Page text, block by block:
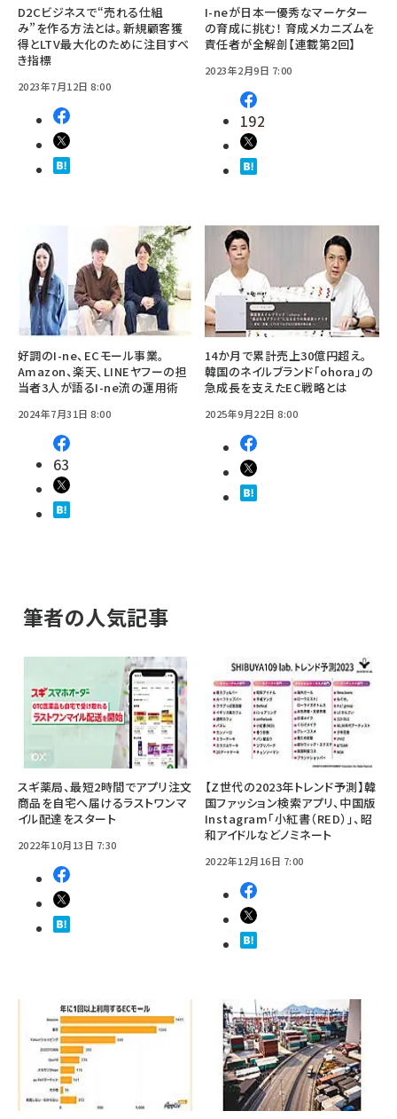
D2Cビジネスで“売れる仕組
み”を作る方法とは。新規顧客獲
得とLTV最大化のために注目すべ
き指標
2023年7月12日 8:00
I-neが日本一優秀なマーケター
の育成に挑む！ 育成メカニズムを
責任者が全解剖【連載第2回】
2023年2月9日 7:00
192
好調のI-ne、ECモール事業。
Amazon、楽天、LINEヤフーの担
当者3人が語るI-ne流の運用術
2024年7月31日 8:00
63
14か月で累計売上30億円超え。
韓国のネイルブランド「ohora」の
急成長を支えたEC戦略とは
2025年9月22日 8:00
筆者の人気記事
スギ薬局、最短2時間でアプリ注文
商品を自宅へ届けるラストワンマ
イル配達をスタート
2022年10月13日 7:30
【Z世代の2023年トレンド予測】韓
国ファッション検索アプリ、中国版
Instagram「小紅書（RED）」、昭
和アイドルなどノミネート
2022年12月16日 7:00